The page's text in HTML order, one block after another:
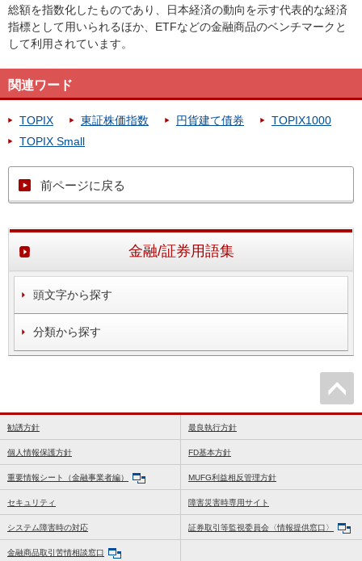
総額を指数化したものであり、日本経済の動向を示す代表的な経済
指標として用いられるほか、ETFなどの金融商品のベンチマークと
して利用されています。
関連ワード
TOPIX 東証株価指数 円貨建て債券
TOPIX1000
TOPIX Small
前ページに戻る
金融/証券用語集
頭文字から探す
分類から探す
勧誘方針 最良執行方針
個人情報保護方針 FD基本方針
重要情報シート（金融事業者編） MUFG利益相反管理方針
セキュリティ 障害災害時専用サイト
システム障害時の対応 証券取引等監視委員会〈情報提供窓口〉
金融商品取引苦情相談窓口